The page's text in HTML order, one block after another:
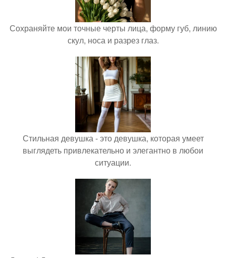
Сохраняйте мои точные черты лица, форму губ, линию
скул, носа и разрез глаз.
Стильная девушка - это девушка, которая умеет
выглядеть привлекательно и элегантно в любои
ситуации.